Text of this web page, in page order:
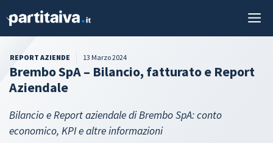
REPORT AZIENDE 13 Marzo 2024
Brembo SpA – Bilancio, fatturato e Report
Aziendale
Bilancio e Report aziendale di Brembo SpA: conto
economico, KPI e altre informazioni